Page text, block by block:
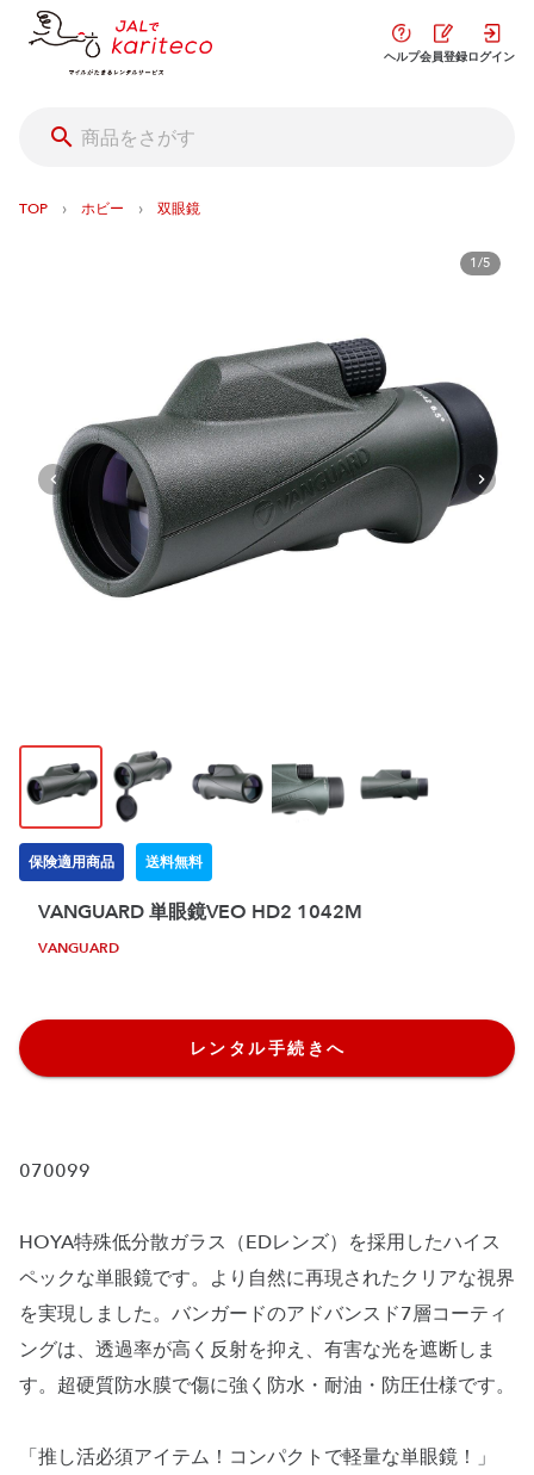
ヘルプ会員登録ログイン
TOP › ホビー › 双眼鏡
1/5
保険適用商品 送料無料
VANGUARD 単眼鏡VEO HD2 1042M
VANGUARD
レンタル手続きへ
070099
HOYA特殊低分散ガラス（EDレンズ）を採用したハイス
ペックな単眼鏡です。より自然に再現されたクリアな視界
を実現しました。バンガードのアドバンスド7層コーティ
ングは、透過率が高く反射を抑え、有害な光を遮断しま
す。超硬質防水膜で傷に強く防水・耐油・防圧仕様です。
「推し活必須アイテム！コンパクトで軽量な単眼鏡！」